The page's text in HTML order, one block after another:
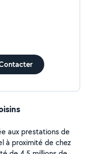
aux prestations de
à proximité de chez